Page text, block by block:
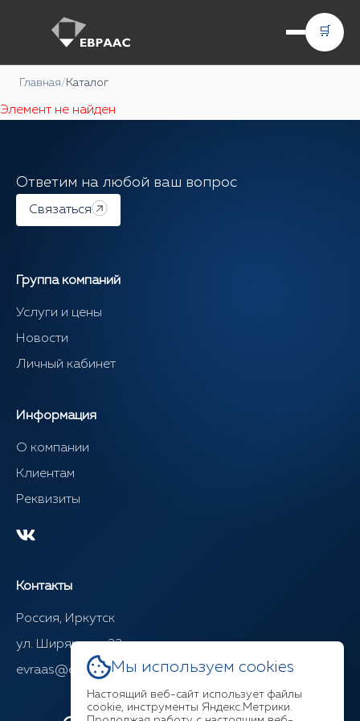
🛒
Главная/ Каталог
Элемент не найден
Ответим на любой ваш вопрос
Связаться
Группа компаний
Услуги и цены
Новости
Личный кабинет
Информация
О компании
Клиентам
Реквизиты
Контакты
Россия, Иркутск
ул. Ширямова, 22
evraas@evraasgr.ruМы используем cookies
Настоящий веб-сайт использует файлы
cookie, инструменты Яндекс.Метрики.